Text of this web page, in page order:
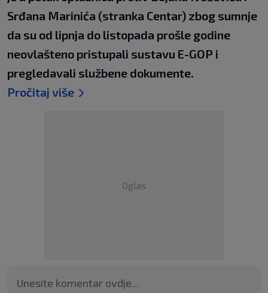
Srđana Marinića (stranka Centar) zbog sumnje
da su od lipnja do listopada prošle godine
neovlašteno pristupali sustavu E-GOP i
pregledavali službene dokumente.
Pročitaj više
Oglas